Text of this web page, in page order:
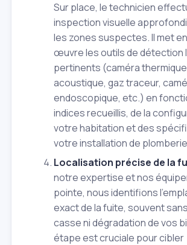
Sur place, le technicien
inspection visuelle
les zones suspectes. Il met
œuvre les outils de détection
pertinents (caméra
acoustique, gaz traceur,
endoscopique, etc.) en
indices recueillis, de la
votre habitation et des
votre installation de
Localisation précise de la
notre expertise et nos
pointe, nous identifions
exact de la fuite, souvent
casse ni dégradation de vos
étape est cruciale pour cibler